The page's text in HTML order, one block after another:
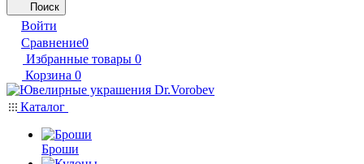
Поиск
Войти
Сравнение0
Избранные товары 0
Корзина 0
Каталог
Броши